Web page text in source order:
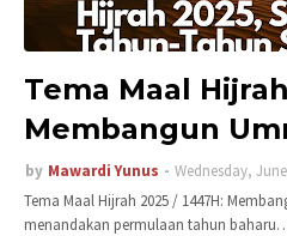
Tema Maal
Membangun
by Mawardi Yunus
Wednesday,
Tema Maal Hijrah 2025 / 1447H:
menandakan permulaan tahun